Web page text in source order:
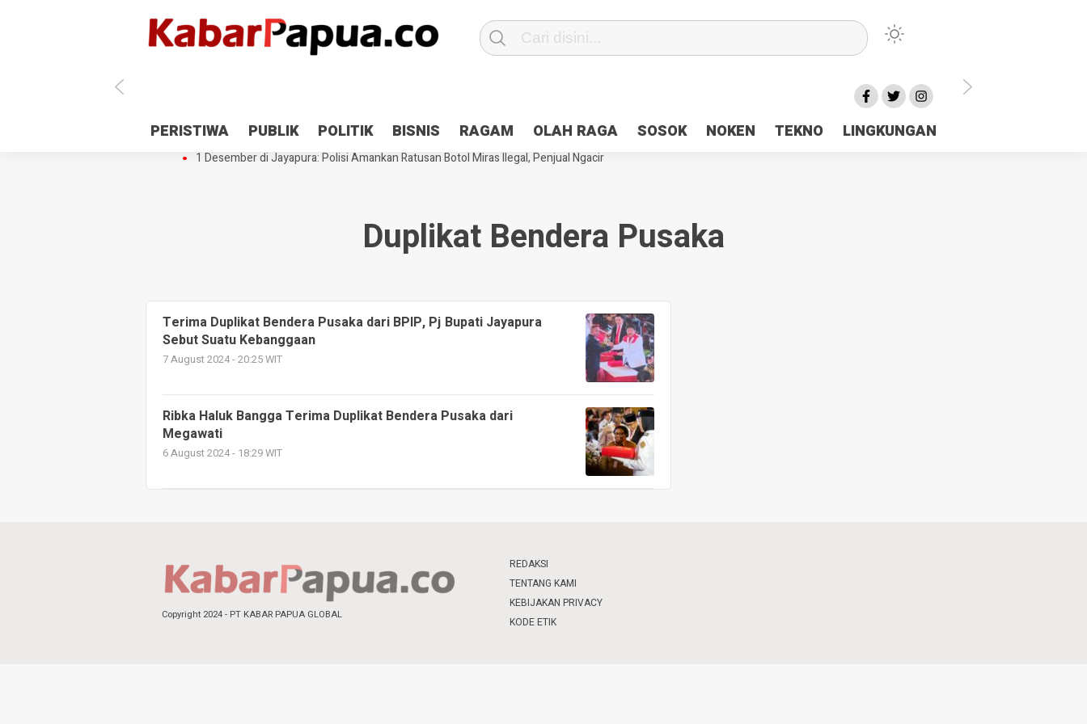
PERISTIWA PUBLIK POLITIK BISNIS RAGAM OLAH RAGA SOSOK NOKEN TEKNO LINGKUNGAN
Antisipasi 1 Desember, TNI Polri Patroli 2×24 jam di Kota Jayapura
Pesan Sejuk Polri di Deklarasi Pemilu Ceria Tanah Papua
Gedung Perpustakaan SMPN 5 Sentani Terbakar
Hibah Pilkada Jayapura Cair 10 Persen, Deposit Kas Daerah Rp23 Miliar Disorot
1 Desember di Jayapura: Polisi Amankan Ratusan Botol Miras Ilegal, Penjual Ngacir
Duplikat Bendera Pusaka
Terima Duplikat Bendera Pusaka dari BPIP, Pj Bupati Jayapura
Sebut Suatu Kebanggaan
7 August 2024 - 20:25 WIT
Ribka Haluk Bangga Terima Duplikat Bendera Pusaka dari
Megawati
6 August 2024 - 18:29 WIT
Copyright 2024 - PT KABAR PAPUA GLOBAL
REDAKSI
TENTANG KAMI
KEBIJAKAN PRIVACY
KODE ETIK